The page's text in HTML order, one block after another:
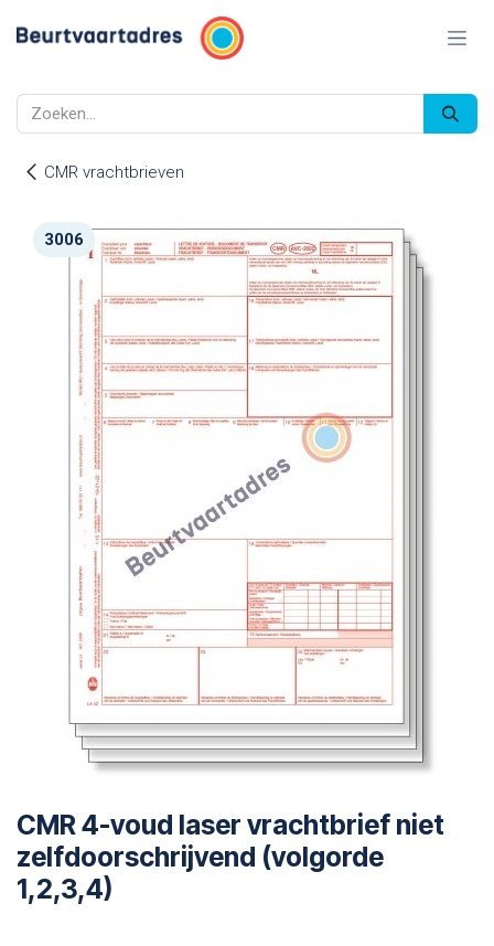
CMR vrachtbrieven
3006
CMR 4-voud laser vrachtbrief niet
zelfdoorschrijvend (volgorde
1,2,3,4)